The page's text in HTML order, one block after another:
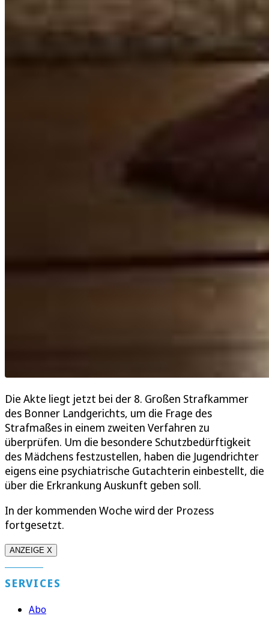
Die Akte liegt jetzt bei der 8. Großen Strafkammer
des Bonner Landgerichts, um die Frage des
Strafmaßes in einem zweiten Verfahren zu
überprüfen. Um die besondere Schutzbedürftigkeit
des Mädchens festzustellen, haben die Jugendrichter
eigens eine psychiatrische Gutachterin einbestellt, die
über die Erkrankung Auskunft geben soll.
In der kommenden Woche wird der Prozess
fortgesetzt.
ANZEIGE X
SERVICES
Abo